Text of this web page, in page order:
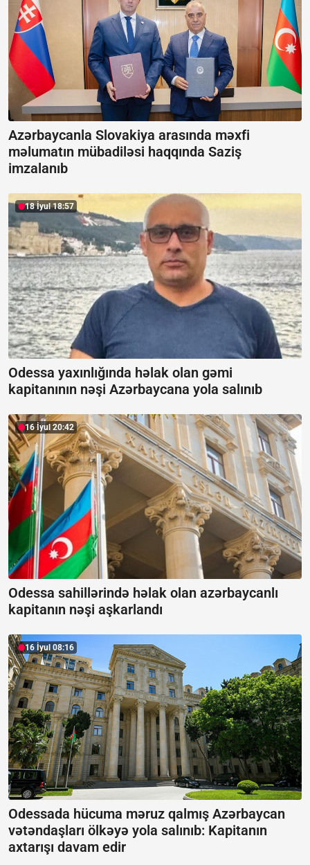
Azərbaycanla Slovakiya arasında məxfi
məlumatın mübadiləsi haqqında Saziş
imzalanıb
18 İyul 18:57
Odessa yaxınlığında həlak olan gəmi
kapitanının nəşi Azərbaycana yola salınıb
16 İyul 20:42
Odessa sahillərində həlak olan azərbaycanlı
kapitanın nəşi aşkarlandı
16 İyul 08:16
Odessada hücuma məruz qalmış Azərbaycan
vətəndaşları ölkəyə yola salınıb: Kapitanın
axtarışı davam edir